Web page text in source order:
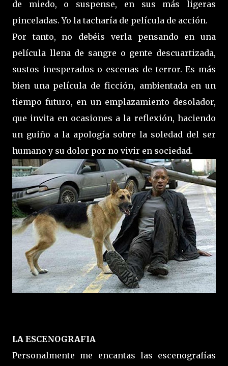
de miedo, o suspense, en sus más ligeras
pinceladas. Yo la tacharía de película de acción.
Por tanto, no debéis verla pensando en una
película llena de sangre o gente descuartizada,
sustos inesperados o escenas de terror. Es más
bien una película de ficción, ambientada en un
tiempo futuro, en un emplazamiento desolador,
que invita en ocasiones a la reflexión, haciendo
un guiño a la apología sobre la soledad del ser
humano y su dolor por no vivir en sociedad.
LA ESCENOGRAFIA
Personalmente me encantas las escenografías